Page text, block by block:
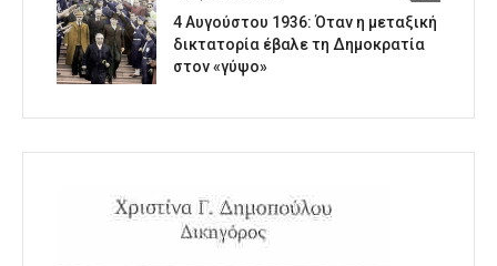
4 Αυγούστου 1936: Όταν η μεταξική
δικτατορία έβαλε τη Δημοκρατία
στον «γύψο»